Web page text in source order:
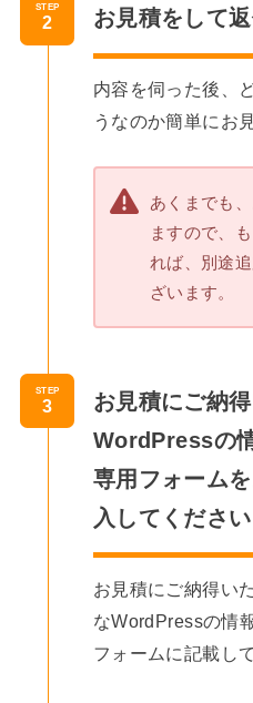
STEP お見積をして返
内容を伺った後、
うなのか簡単にお
あくまでも
ますので、
れば、別途
ざいます。
STEP
お見積にご納
WordPressの
専用フォーム
入してください
お見積にご納得い
なWordPressの情
フォームに記載し